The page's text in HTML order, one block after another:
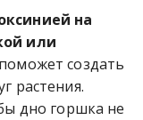
на
или
создать
растения.
дно горшка не